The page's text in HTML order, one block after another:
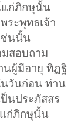
แก่ภิกษุนั้น
ระพุทธเจ้า
ช่นนั้น
สอบถาม
นผู้มีอายุ ทิฏฐิ
วันก่อน ท่าน
นประภัสสร
ก่ภิกษุนั้น